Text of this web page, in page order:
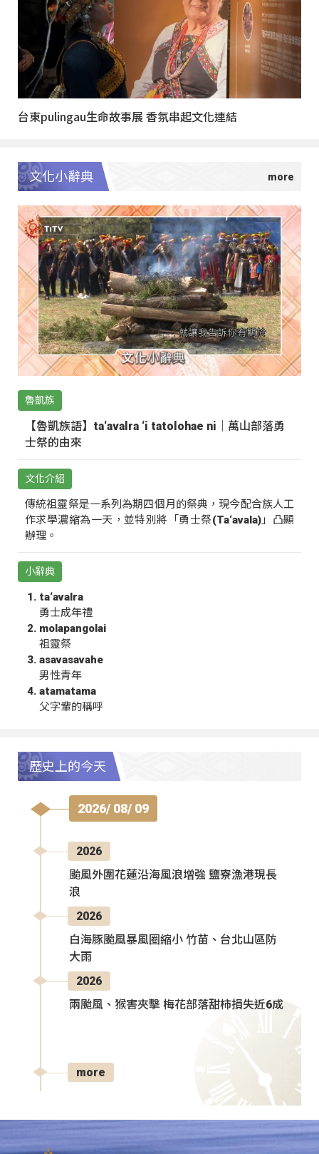
台東pulingau生命故事展 香氛串起文化連結
文化小辭典
魯凱族
【魯凱族語】ta‘avalra ‘i tatolohae ni｜萬山部落勇
士祭的由來
文化介紹
傳統祖靈祭是一系列為期四個月的祭典，現今配合族人工
作求學濃縮為一天，並特別將「勇士祭(Ta‘avala)」凸顯
辦理。
小辭典
ta‘avalra
勇士成年禮
molapangolai
祖靈祭
asavasavahe
男性青年
atamatama
父字輩的稱呼
歷史上的今天
2026/ 08/ 09
2026
颱風外圍花蓮沿海風浪增強 鹽寮漁港現長
浪
2026
白海豚颱風暴風圈縮小 竹苗、台北山區防
大雨
2026
兩颱風、猴害夾擊 梅花部落甜柿損失近6成
more